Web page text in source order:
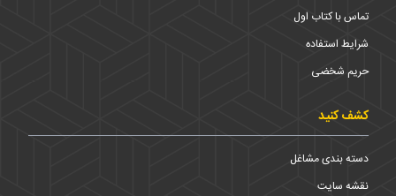
تماس با کتاب اول
شرایط استفاده
حریم شخضی
کشف کنید
دسته بندی مشاغل
نقشه سایت